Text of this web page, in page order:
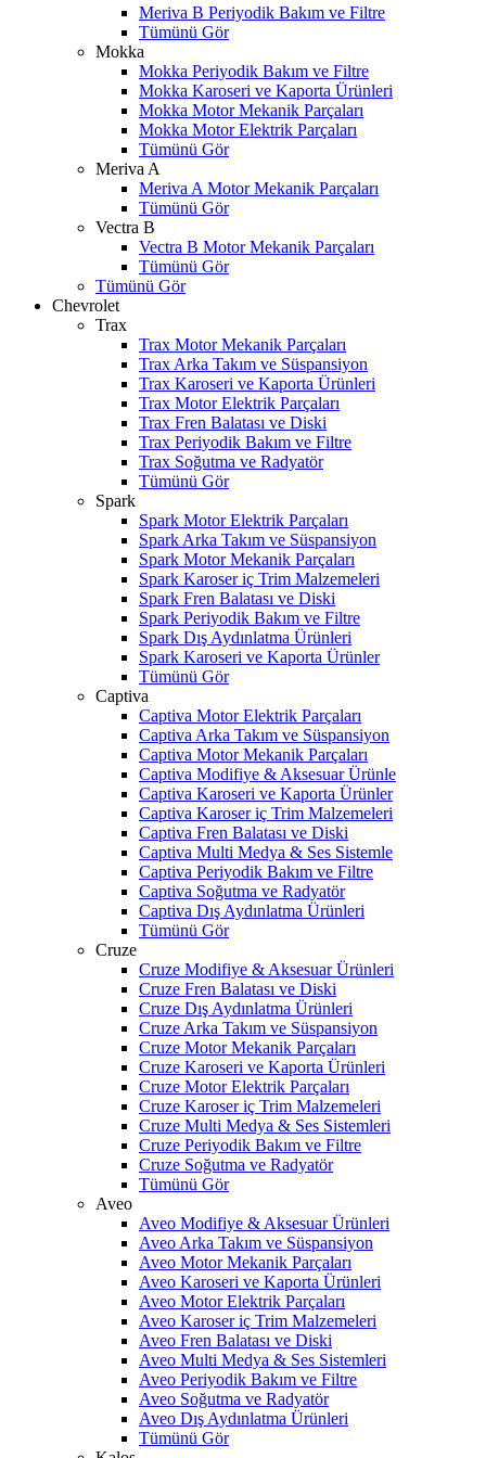
Meriva B Periyodik Bakım ve Filtre
Tümünü Gör
Mokka
Mokka Periyodik Bakım ve Filtre
Mokka Karoseri ve Kaporta Ürünleri
Mokka Motor Mekanik Parçaları
Mokka Motor Elektrik Parçaları
Tümünü Gör
Meriva A
Meriva A Motor Mekanik Parçaları
Tümünü Gör
Vectra B
Vectra B Motor Mekanik Parçaları
Tümünü Gör
Tümünü Gör
Chevrolet
Trax
Trax Motor Mekanik Parçaları
Trax Arka Takım ve Süspansiyon
Trax Karoseri ve Kaporta Ürünleri
Trax Motor Elektrik Parçaları
Trax Fren Balatası ve Diski
Trax Periyodik Bakım ve Filtre
Trax Soğutma ve Radyatör
Tümünü Gör
Spark
Spark Motor Elektrik Parçaları
Spark Arka Takım ve Süspansiyon
Spark Motor Mekanik Parçaları
Spark Karoser iç Trim Malzemeleri
Spark Fren Balatası ve Diski
Spark Periyodik Bakım ve Filtre
Spark Dış Aydınlatma Ürünleri
Spark Karoseri ve Kaporta Ürünler
Tümünü Gör
Captiva
Captiva Motor Elektrik Parçaları
Captiva Arka Takım ve Süspansiyon
Captiva Motor Mekanik Parçaları
Captiva Modifiye & Aksesuar Ürünle
Captiva Karoseri ve Kaporta Ürünler
Captiva Karoser iç Trim Malzemeleri
Captiva Fren Balatası ve Diski
Captiva Multi Medya & Ses Sistemle
Captiva Periyodik Bakım ve Filtre
Captiva Soğutma ve Radyatör
Captiva Dış Aydınlatma Ürünleri
Tümünü Gör
Cruze
Cruze Modifiye & Aksesuar Ürünleri
Cruze Fren Balatası ve Diski
Cruze Dış Aydınlatma Ürünleri
Cruze Arka Takım ve Süspansiyon
Cruze Motor Mekanik Parçaları
Cruze Karoseri ve Kaporta Ürünleri
Cruze Motor Elektrik Parçaları
Cruze Karoser iç Trim Malzemeleri
Cruze Multi Medya & Ses Sistemleri
Cruze Periyodik Bakım ve Filtre
Cruze Soğutma ve Radyatör
Tümünü Gör
Aveo
Aveo Modifiye & Aksesuar Ürünleri
Aveo Arka Takım ve Süspansiyon
Aveo Motor Mekanik Parçaları
Aveo Karoseri ve Kaporta Ürünleri
Aveo Motor Elektrik Parçaları
Aveo Karoser iç Trim Malzemeleri
Aveo Fren Balatası ve Diski
Aveo Multi Medya & Ses Sistemleri
Aveo Periyodik Bakım ve Filtre
Aveo Soğutma ve Radyatör
Aveo Dış Aydınlatma Ürünleri
Tümünü Gör